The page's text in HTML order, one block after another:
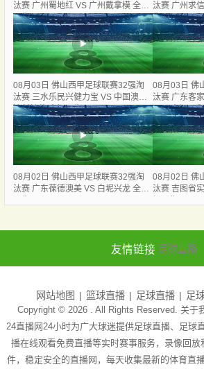
汰赛 广州蜀地红 VS 广州戴拿模 全场
录像
汰赛 广州求
像
08月03日 佛山西甲足球联赛32强淘
汰赛 三水乐民兴健力宝 VS 中国澳门
澳科精英 全场录像
08月03日 佛
汰赛 广东客
U17 全场录像
08月02日 佛山西甲足球联赛32强淘
汰赛 广东葆德澳美 VS 白坭兴龙 全场
08月02日 佛
汰赛 吉图省
友情链接 足球直播
网站地图 篮球直播 足球直播 足
Copyright © 2026 . All Rights Reserved. 关于
24直播网24小时为广大球迷提供足球直播、足球
播在线观看免费直播等实时赛事服务，录像回
件，稳定安全的直播网，每天收集最新的体育直